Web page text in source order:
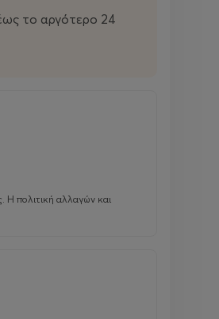
το αργότερο 24
Η πολιτική αλλαγών και